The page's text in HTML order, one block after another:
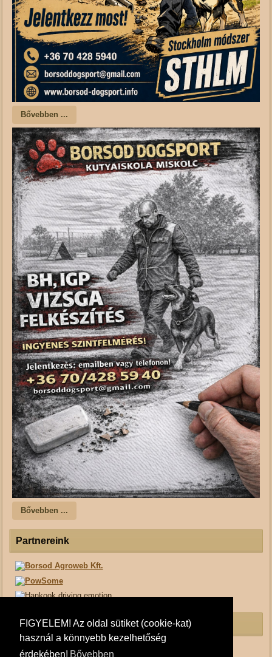
FIGYELEM! Az oldal sütiket (cookie-kat)
használ a könnyebb kezelhetőség
érdekében! Bővebben
Bővebben ...
Bővebben ...
Partnereink
Borsod Dogsport Facebook